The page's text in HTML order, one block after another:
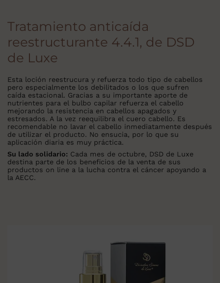
Tratamiento anticaída
reestructurante 4.4.1, de DSD
de Luxe
Esta loción reestrucura y refuerza todo tipo de cabellos
pero especialmente los debilitados o los que sufren
caída estacional. Gracias a su importante aporte de
nutrientes para el bulbo capilar refuerza el cabello
mejorando la resistencia en cabellos apagados y
estresados. A la vez reequilibra el cuero cabello. Es
recomendable no lavar el cabello inmediatamente después
de utilizar el producto. No ensucia, por lo que su
aplicación diaria es muy práctica.
Su lado solidario: Cada mes de octubre, DSD de Luxe
destina parte de los beneficios de la venta de sus
productos on line a la lucha contra el cáncer apoyando a
la AECC.